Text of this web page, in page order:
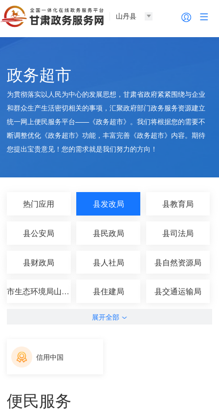
山丹县
政务超市
为贯彻落实以人民为中心的发展思想，甘肃省政府紧紧围绕与企业
和群众生产生活密切相关的事项，汇聚政府部门政务服务资源建立
统一网上便民服务平台——《政务超市》。我们将根据您的需要不
断调整优化《政务超市》功能，丰富完善《政务超市》内容。期待
您提出宝贵意见！您的需求就是我们努力的方向！
热门应用 县发改局 县教育局
县公安局 县民政局 县司法局
县财政局 县人社局 县自然资源局
市生态环境局山丹分局 县住建局 县交通运输局
展开全部
信用中国
便民服务